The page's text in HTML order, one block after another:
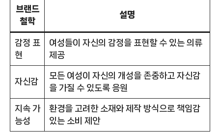
브랜드
철학
설명
감정 표
현
여성들이 자신의 감정을 표현할 수 있는 의류
제공
자신감
모든 여성이 자신의 개성을 존중하고 자신감
을 가질 수 있도록 응원
지속 가
능성
환경을 고려한 소재와 제작 방식으로 책임감
있는 소비 제안